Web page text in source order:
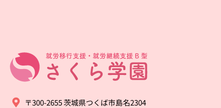
〒300-2655 茨城県つくば市島名2304